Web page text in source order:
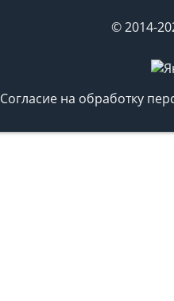
© 2014-
Согласие на обработку